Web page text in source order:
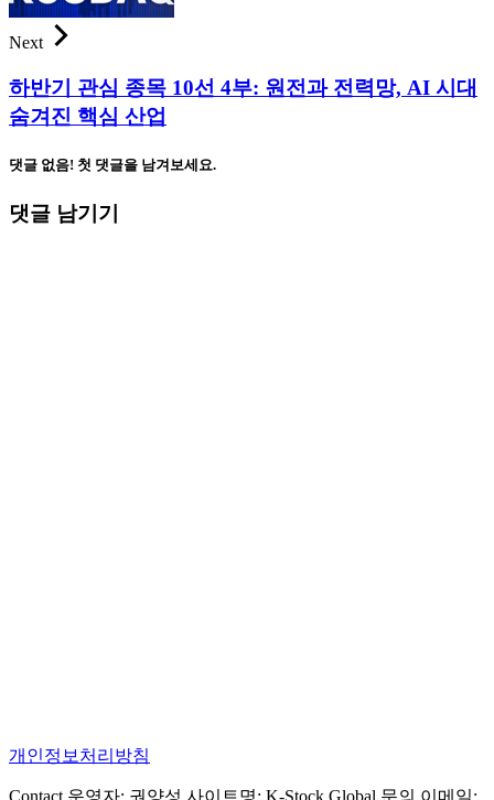
Next
하반기 관심 종목 10선 4부: 원전과 전력망, AI 시대
숨겨진 핵심 산업
댓글 없음! 첫 댓글을 남겨보세요.
댓글 남기기
개인정보처리방침
Contact 운영자: 권양성 사이트명: K-Stock Global 문의 이메일: